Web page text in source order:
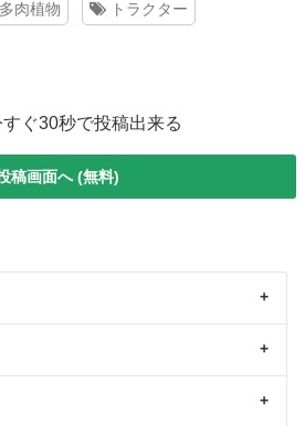
多肉植物 トラクター
ぐ30秒で投稿出来る
稿画面へ (無料)